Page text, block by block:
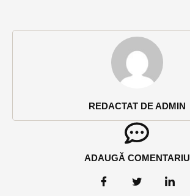
REDACTAT DE ADMIN
ADAUGĂ COMENTARIU